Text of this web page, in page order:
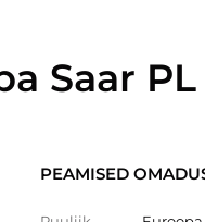
Saar PL
PEAMISED